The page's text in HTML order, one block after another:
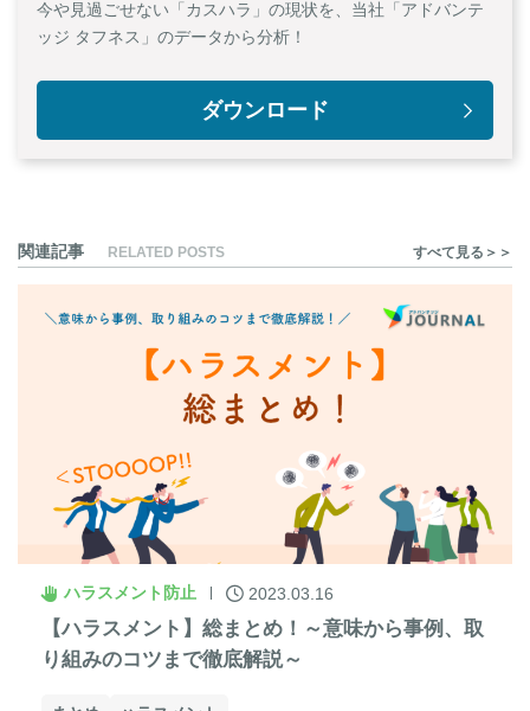
今や見過ごせない「カスハラ」の現状を、当社「アドバンテ
ッジ タフネス」のデータから分析！
ダウンロード
関連記事 RELATED POSTS すべて見る＞＞
ハラスメント防止 2023.03.16
【ハラスメント】総まとめ！～意味から事例、取
り組みのコツまで徹底解説～